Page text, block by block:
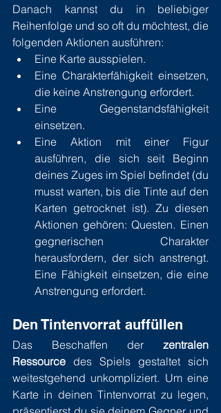
Danach kannst du in beliebiger
Reihenfolge und so oft du möchtest, die
folgenden Aktionen ausführen:
Eine Karte ausspielen.
Eine Charakterfähigkeit einsetzen,
die keine Anstrengung erfordert.
Eine Gegenstandsfähigkeit
einsetzen.
Eine Aktion mit einer Figur
ausführen, die sich seit Beginn
deines Zuges im Spiel befindet (du
musst warten, bis die Tinte auf den
Karten getrocknet ist). Zu diesen
Aktionen gehören: Questen. Einen
gegnerischen Charakter
herausfordern, der sich anstrengt.
Eine Fähigkeit einsetzen, die eine
Anstrengung erfordert.
Den Tintenvorrat auffüllen
Das Beschaffen der zentralen
Ressource des Spiels gestaltet sich
weitestgehend unkompliziert. Um eine
Karte in deinen Tintenvorrat zu legen,